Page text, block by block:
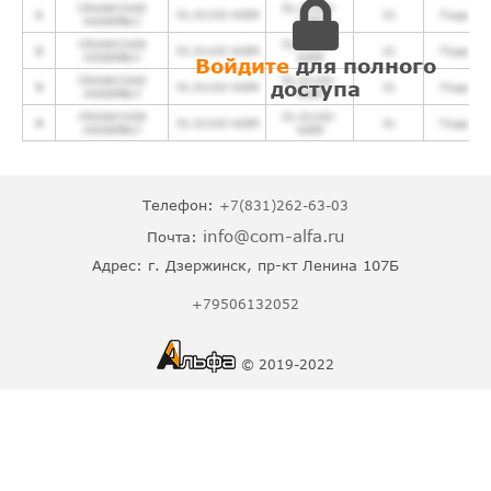
51.01102-
6289
6289
Войдитедля полного
доступа
Телефон: +7(831)262-63-03
Почта: info@com-alfa.ru
Адрес: г. Дзержинск, пр-кт Ленина 107Б
+79506132052
© 2019-2022